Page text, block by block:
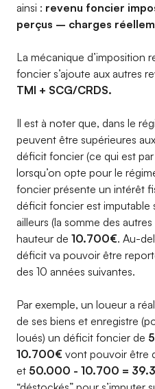
ainsi : revenu foncier
perçus – charges
La mécanique d’imposition
foncier s’ajoute aux autres
TMI + SCG/CRDS.
Il est à noter que, dans le
peuvent être supérieures
déficit foncier (ce qui est
lorsqu’on opte pour le
foncier présente un intérêt
déficit foncier est imputable
ailleurs (la somme des
hauteur de 10.700€. Au-
déficit va pouvoir être
des 10 années suivantes.
Par exemple, un loueur a
de ses biens et enregistre
loués) un déficit foncier de
10.700€ vont pouvoir être
et 50.000 - 10.700 =